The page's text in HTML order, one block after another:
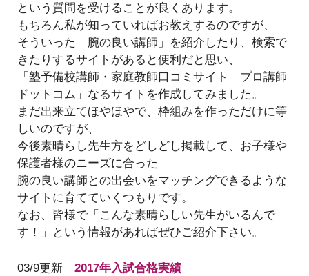
という質問を受けることが良くあります。
もちろん私が知っていればお教えするのですが、
そういった「腕の良い講師」を紹介したり、検索で
きたりするサイトがあると便利だと思い、
「塾予備校講師・家庭教師口コミサイト プロ講師
ドットコム」なるサイトを作成してみました。
まだ出来立てほやほやで、枠組みを作っただけに等
しいのですが、
今後素晴らし先生方をどしどし掲載して、お子様や
保護者様のニーズに合った
腕の良い講師との出会いをマッチングできるような
サイトに育てていくつもりです。
なお、皆様で「こんな素晴らしい先生がいるんで
す！」という情報があればぜひご紹介下さい。
03/9更新 2017年入試合格実績